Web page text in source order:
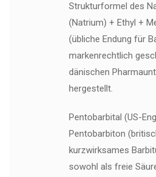
Strukturformel des
(Natrium) + Ethyl +
(übliche Endung für
markenrechtlich
dänischen
hergestellt.
Pentobarbital (US-
Pentobarbiton
kurzwirksames
sowohl als freie